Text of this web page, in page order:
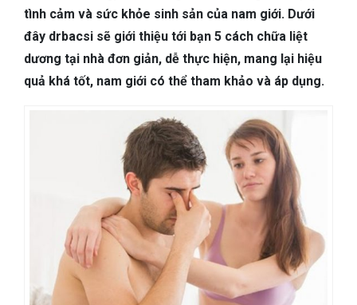
TIÊU HÓA
DA LIỄU THẨM MỸ
tình cảm và sức khỏe sinh sản của nam giới. Dưới
đây drbacsi sẽ giới thiệu tới bạn 5 cách chữa liệt
dương tại nhà đơn giản, dễ thực hiện, mang lại hiệu
quả khá tốt, nam giới có thể tham khảo và áp dụng.